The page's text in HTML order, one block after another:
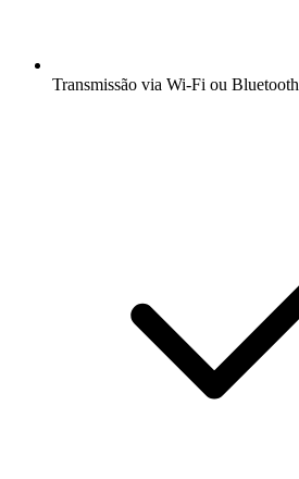
Transmissão via Wi-Fi ou Bluetooth